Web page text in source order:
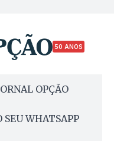
50 ANOS
OPÇÃO
SEU WHATSAPP